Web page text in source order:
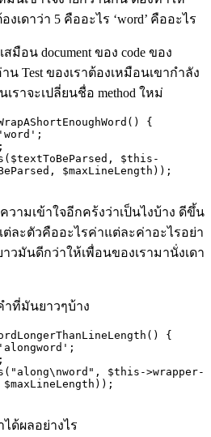
งเดาว่า 5 คืออะไร ‘word’ คืออะไร
สมือน document ของ code ของ
น Test ของเราต้องเหมือนเขากำลัง
เราจะเปลี่ยนชื่อ method ใหม่
{
$this-
$maxLineLength));
วามเข้าใจอีกคร้งว่าเป็นไงบ้าง ดีขึ้น
ต่ละตัวคืออะไรค่าแต่ละค่าอะไรอย่า
วมันดีกว่าให้เพื่อนของเรามานั่งเดา
ำที่มันยาวๆบ้าง
{
$this->wrapper-
ด้ผลอย่างไร